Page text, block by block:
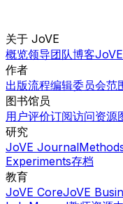
关于 JoVE
概览领导团队博客
作者
出版流程编辑委员会范
图书馆员
用户评价订阅访问资源
研究
JoVE Journal
Experiments存档
教育
JoVE CoreJoVE